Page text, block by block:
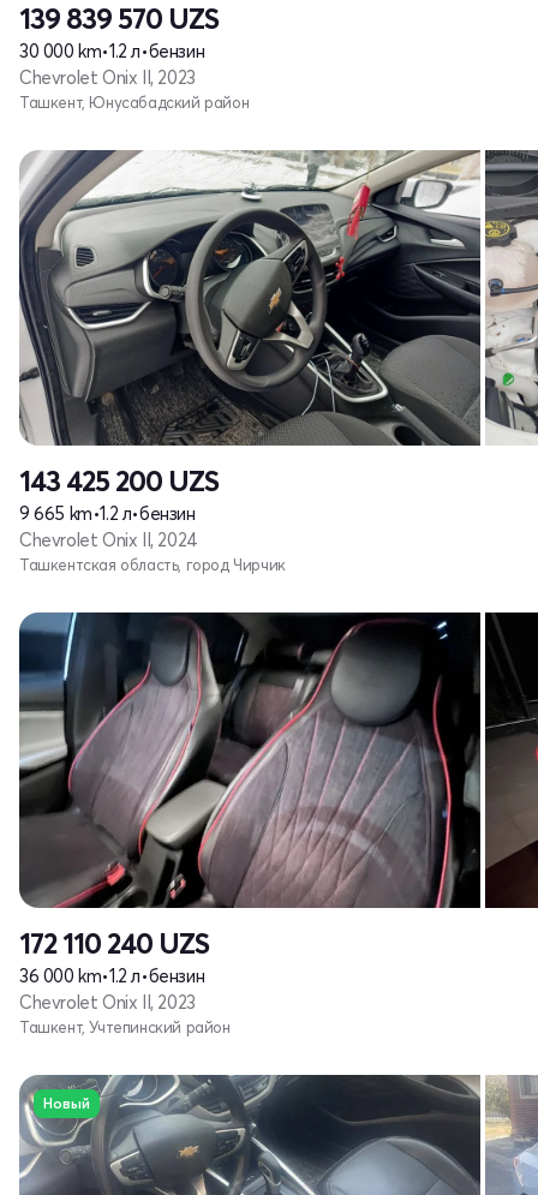
139 839 570 UZS
30 000 km•1.2 л•бензин
Chevrolet Onix II, 2023
Ташкент, Юнусабадский район
143 425 200 UZS
9 665 km•1.2 л•бензин
Chevrolet Onix II, 2024
Ташкентская область, город Чирчик
172 110 240 UZS
36 000 km•1.2 л•бензин
Chevrolet Onix II, 2023
Ташкент, Учтепинский район
Новый